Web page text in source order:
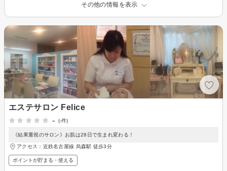
その他の情報を表示
エステサロン Felice
-
(-件)
《結果重視のサロン》お肌は28日で生まれ変わる！
アクセス：近鉄名古屋線 烏森駅 徒歩3分
ポイントが貯まる・使える